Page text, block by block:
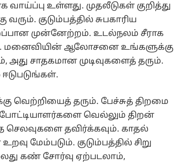
உள்ளது. முதலீடுகள் குறித்து
குடும்பத்தில் சுபகாரிய
முன்னேற்றம். உடல்நலம் சீராக
மனைவியின் ஆலோசனை உங்களுக்கு
சாதகமான முடிவுகளைத் தரும்.
வெற்றியைத் தரும். பேச்சுத் திறமை
போட்டியாளர்களை வெல்லும் திறன்
தவிர்க்கவும். காதல்
மேம்படும். குடும்பத்தில் சிறு
கண் சோர்வு ஏற்படலாம்,